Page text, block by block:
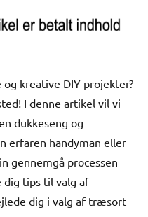
kreative DIY-projekter?
I denne artikel vil vi
dukkeseng og
erfaren handyman eller
gennemgå processen
dig tips til valg af
dig i valg af træsort